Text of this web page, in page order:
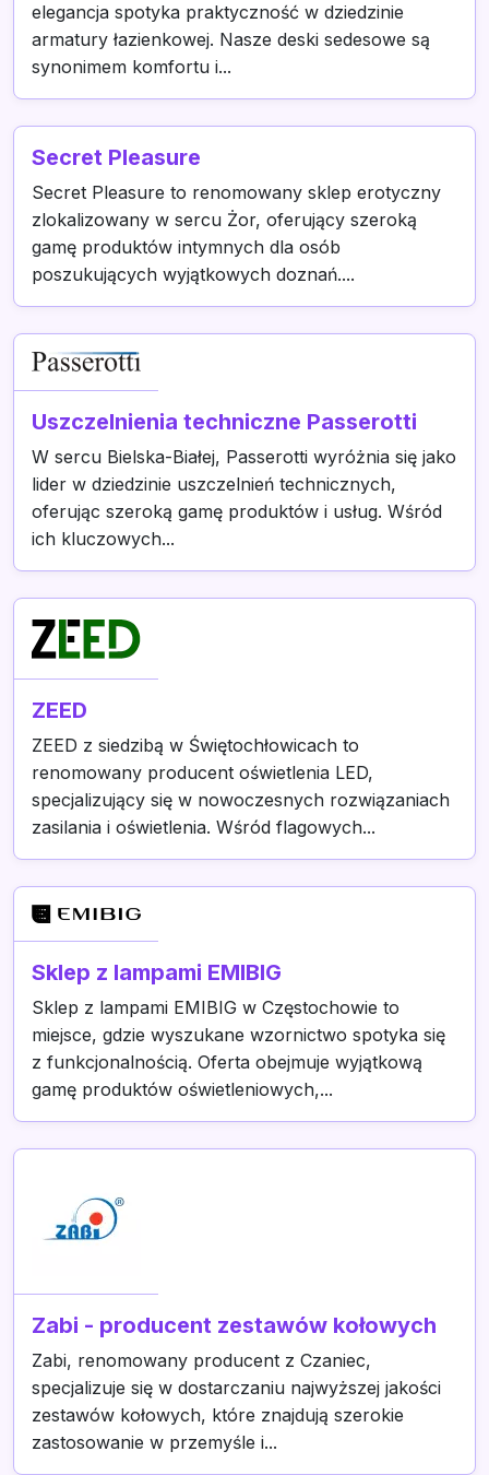
elegancja spotyka praktyczność w dziedzinie
armatury łazienkowej. Nasze deski sedesowe są
synonimem komfortu i...
Secret Pleasure
Secret Pleasure to renomowany sklep erotyczny
zlokalizowany w sercu Żor, oferujący szeroką
gamę produktów intymnych dla osób
poszukujących wyjątkowych doznań....
Uszczelnienia techniczne Passerotti
W sercu Bielska-Białej, Passerotti wyróżnia się jako
lider w dziedzinie uszczelnień technicznych,
oferując szeroką gamę produktów i usług. Wśród
ich kluczowych...
ZEED
ZEED z siedzibą w Świętochłowicach to
renomowany producent oświetlenia LED,
specjalizujący się w nowoczesnych rozwiązaniach
zasilania i oświetlenia. Wśród flagowych...
Sklep z lampami EMIBIG
Sklep z lampami EMIBIG w Częstochowie to
miejsce, gdzie wyszukane wzornictwo spotyka się
z funkcjonalnością. Oferta obejmuje wyjątkową
gamę produktów oświetleniowych,...
Zabi - producent zestawów kołowych
Zabi, renomowany producent z Czaniec,
specjalizuje się w dostarczaniu najwyższej jakości
zestawów kołowych, które znajdują szerokie
zastosowanie w przemyśle i...